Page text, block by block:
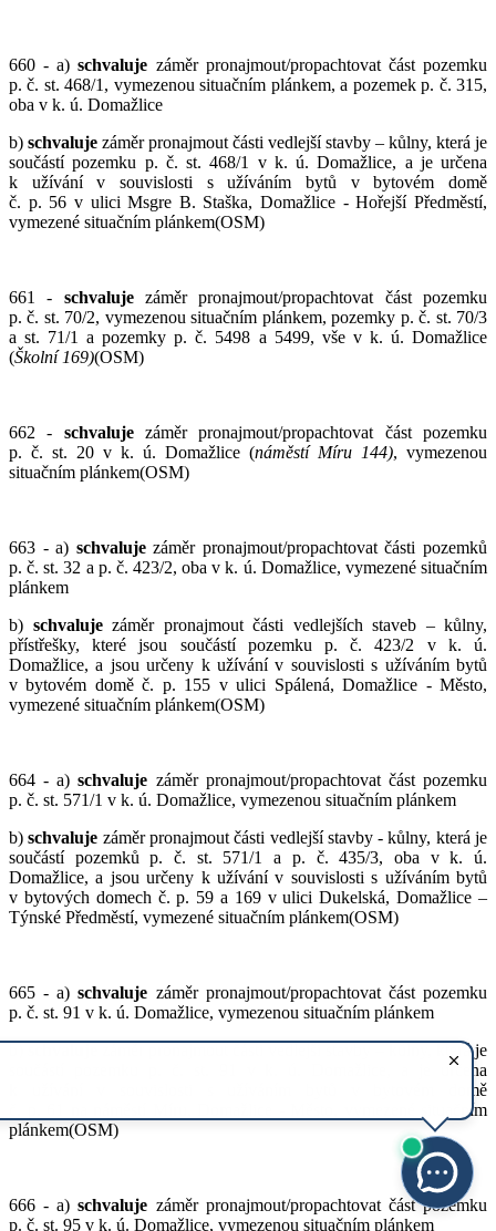
660 - a)schvaluje záměr pronajmout/propachtovat část pozemku
p. č. st. 468/1, vymezenou situačním plánkem, a pozemek p. č. 315,
oba v k. ú. Domažlice
b) schvaluje záměr pronajmout části vedlejší stavby – kůlny, která je
součástí pozemku p. č. st. 468/1 v k. ú. Domažlice, a je určena
k užívání v souvislosti s užíváním bytů v bytovém domě
č. p. 56 v ulici Msgre B. Staška, Domažlice - Hořejší Předměstí,
vymezené situačním plánkem(OSM)
661 - schvalujezáměr pronajmout/propachtovat část pozemku
p. č. st. 70/2, vymezenou situačním plánkem, pozemky p. č. st. 70/3
a st. 71/1 a pozemky p. č. 5498 a 5499, vše v k. ú. Domažlice
(Školní 169)(OSM)
662 - schvalujezáměr pronajmout/propachtovat část pozemku
p. č. st. 20 v k. ú. Domažlice (náměstí Míru 144), vymezenou
situačním plánkem(OSM)
663 - a) schvalujezáměr pronajmout/propachtovat části pozemků
p. č. st. 32 a p. č. 423/2, oba v k. ú. Domažlice, vymezené situačním
plánkem
b) schvalujezáměr pronajmout části vedlejších staveb – kůlny,
přístřešky, které jsou součástí pozemku p. č. 423/2 v k. ú.
Domažlice, a jsou určeny k užívání v souvislosti s užíváním bytů
v bytovém domě č. p. 155 v ulici Spálená, Domažlice - Město,
vymezené situačním plánkem(OSM)
664 - a)schvaluje záměr pronajmout/propachtovat část pozemku
p. č. st. 571/1 v k. ú. Domažlice, vymezenou situačním plánkem
b)schvaluje záměr pronajmout části vedlejší stavby - kůlny, která je
součástí pozemků p. č. st. 571/1 a p. č. 435/3, oba v k. ú.
Domažlice, a jsou určeny k užívání v souvislosti s užíváním bytů
v bytových domech č. p. 59 a 169 v ulici Dukelská, Domažlice –
Týnské Předměstí, vymezené situačním plánkem(OSM)
665 - a)schvaluje záměr pronajmout/propachtovat část pozemku
p. č. st. 91 v k. ú. Domažlice, vymezenou situačním plánkem
záměr pronajmout části vedlejší stavby – kůlny, která je
součástí pozemku p. č. st. 91 v k. ú. Domažlice, a je určena
k užívání v souvislosti s užíváním bytů v bytovém domě
č. p. 61 na náměstí Míru, Domažlice - Město, vymezené situačním
plánkem(OSM)
666 - a)schvaluje záměr pronajmout/propachtovat část pozemku
p. č. st. 95 v k. ú. Domažlice, vymezenou situačním plánkem